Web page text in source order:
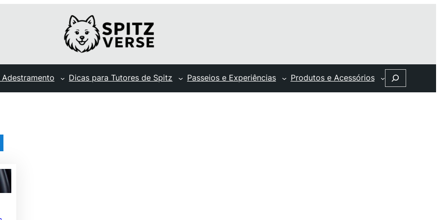
Dicas para Tutores de Spitz Passeios e Experiências Produtos e Acessórios Search